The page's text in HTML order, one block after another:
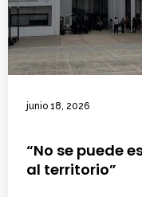
junio 18, 2026
“No se puede
al territorio”